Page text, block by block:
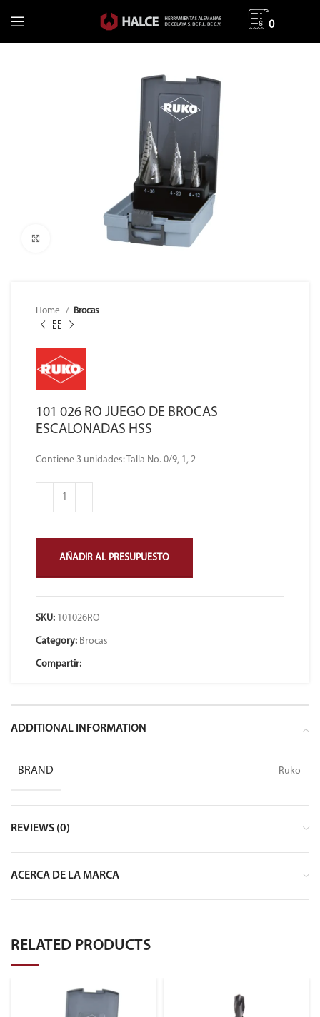
0
Clic para ampliar
Home Brocas
101 026 RO JUEGO DE BROCAS
ESCALONADAS HSS
Contiene 3 unidades: Talla No. 0/9, 1, 2
AÑADIR AL PRESUPUESTO
SKU: 101026RO
Category: Brocas
Compartir:
ADDITIONAL INFORMATION
BRAND Ruko
REVIEWS (0)
ACERCA DE LA MARCA
RELATED PRODUCTS